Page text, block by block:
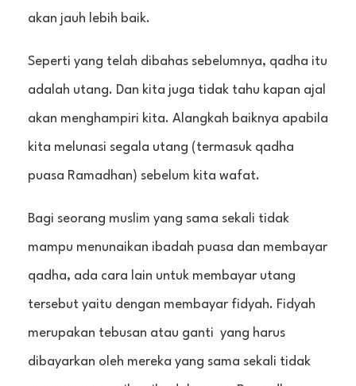
akan jauh lebih baik.
Seperti yang telah dibahas sebelumnya, qadha itu
adalah utang. Dan kita juga tidak tahu kapan ajal
akan menghampiri kita. Alangkah baiknya apabila
kita melunasi segala utang (termasuk qadha
puasa Ramadhan) sebelum kita wafat.
Bagi seorang muslim yang sama sekali tidak
mampu menunaikan ibadah puasa dan membayar
qadha, ada cara lain untuk membayar utang
tersebut yaitu dengan membayar fidyah. Fidyah
merupakan tebusan atau ganti yang harus
dibayarkan oleh mereka yang sama sekali tidak